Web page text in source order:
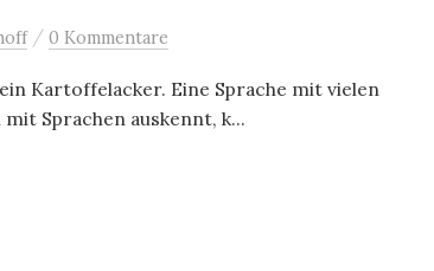
/ 0 Kommentare
Kartoffelacker. Eine Sprache mit vielen
Sprachen auskennt, k...